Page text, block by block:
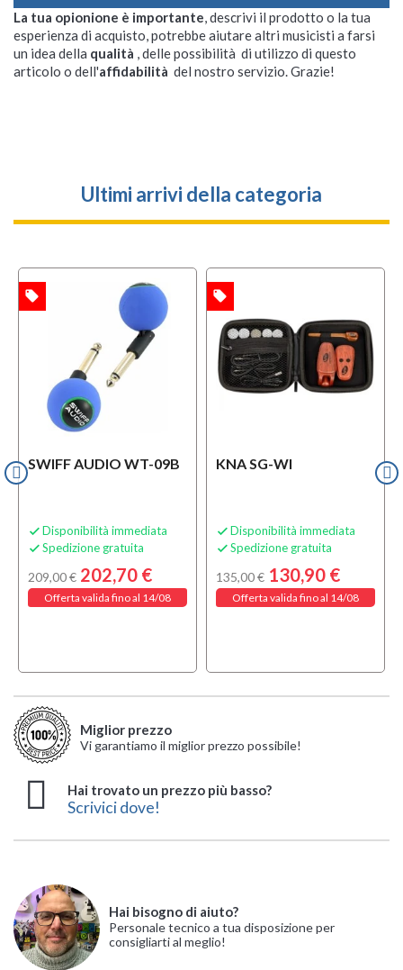
La tua opionione è importante, descrivi il prodotto o la tua
esperienza di acquisto, potrebbe aiutare altri musicisti a farsi
un idea della qualità , delle possibilità di utilizzo di questo
articolo o dell'affidabilità del nostro servizio. Grazie!
Ultimi arrivi della categoria
SWIFF AUDIO WT-09B
 Disponibilità immediata
 Spedizione gratuita
209,00 € 202,70 €
Offerta valida fino al 14/08
local_offer
KNA SG-WI
 Disponibilità immediata
 Spedizione gratuita
135,00 € 130,90 €
Offerta valida fino al 14/08
OFFERTA local_offer
Miglior prezzo
Vi garantiamo il miglior prezzo possibile!
Hai trovato un prezzo più basso?
Scrivici dove!
Hai bisogno di aiuto?
Personale tecnico a tua disposizione per
consigliarti al meglio!